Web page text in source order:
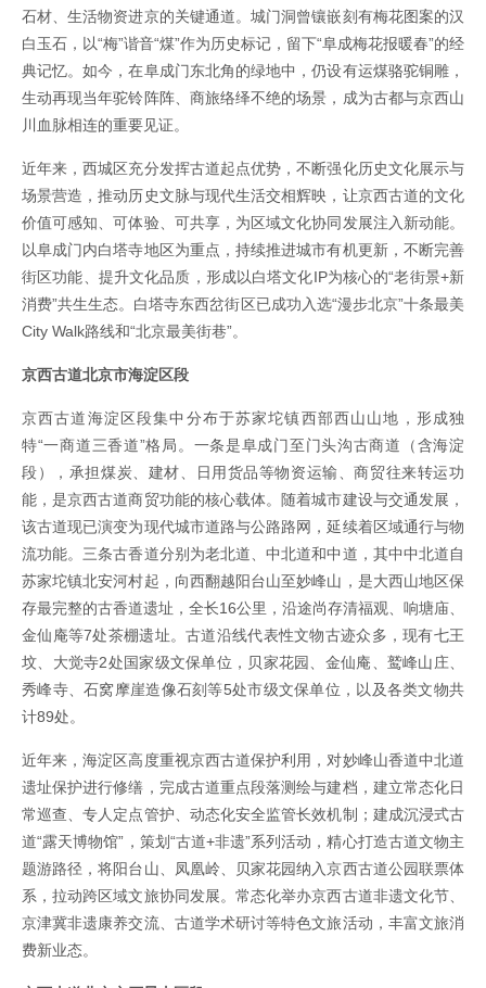
石材、生活物资进京的关键通道。城门洞曾镶嵌刻有梅花图案的汉
白玉石，以“梅”谐音“煤”作为历史标记，留下“阜成梅花报暖春”的经
典记忆。如今，在阜成门东北角的绿地中，仍设有运煤骆驼铜雕，
生动再现当年驼铃阵阵、商旅络绎不绝的场景，成为古都与京西山
川血脉相连的重要见证。
近年来，西城区充分发挥古道起点优势，不断强化历史文化展示与
场景营造，推动历史文脉与现代生活交相辉映，让京西古道的文化
价值可感知、可体验、可共享，为区域文化协同发展注入新动能。
以阜成门内白塔寺地区为重点，持续推进城市有机更新，不断完善
街区功能、提升文化品质，形成以白塔文化IP为核心的“老街景+新
消费”共生生态。白塔寺东西岔街区已成功入选“漫步北京”十条最美
City Walk路线和“北京最美街巷”。
京西古道北京市海淀区段
京西古道海淀区段集中分布于苏家坨镇西部西山山地，形成独
特“一商道三香道”格局。一条是阜成门至门头沟古商道（含海淀
段），承担煤炭、建材、日用货品等物资运输、商贸往来转运功
能，是京西古道商贸功能的核心载体。随着城市建设与交通发展，
该古道现已演变为现代城市道路与公路路网，延续着区域通行与物
流功能。三条古香道分别为老北道、中北道和中道，其中中北道自
苏家坨镇北安河村起，向西翻越阳台山至妙峰山，是大西山地区保
存最完整的古香道遗址，全长16公里，沿途尚存清福观、响塘庙、
金仙庵等7处茶棚遗址。古道沿线代表性文物古迹众多，现有七王
坟、大觉寺2处国家级文保单位，贝家花园、金仙庵、鹫峰山庄、
秀峰寺、石窝摩崖造像石刻等5处市级文保单位，以及各类文物共
计89处。
近年来，海淀区高度重视京西古道保护利用，对妙峰山香道中北道
遗址保护进行修缮，完成古道重点段落测绘与建档，建立常态化日
常巡查、专人定点管护、动态化安全监管长效机制；建成沉浸式古
道“露天博物馆”，策划“古道+非遗”系列活动，精心打造古道文物主
题游路径，将阳台山、凤凰岭、贝家花园纳入京西古道公园联票体
系，拉动跨区域文旅协同发展。常态化举办京西古道非遗文化节、
京津冀非遗康养交流、古道学术研讨等特色文旅活动，丰富文旅消
费新业态。